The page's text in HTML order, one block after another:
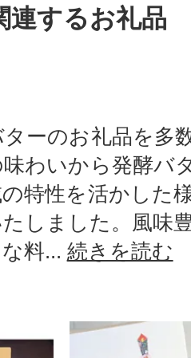
連するお礼品
ーのお礼品を多
わいから発酵バ
特性を活かした
しました。風味
料... 続きを読む